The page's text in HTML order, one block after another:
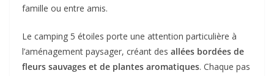
famille ou entre amis.
Le camping 5 étoiles porte une attention particulière à
l’aménagement paysager, créant des allées bordées de
fleurs sauvages et de plantes aromatiques. Chaque pas